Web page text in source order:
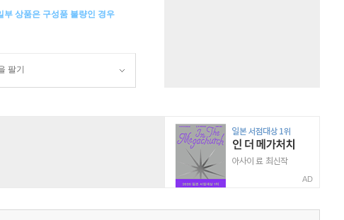
부 상품은 구성품 불량인 경우
팔기
AD